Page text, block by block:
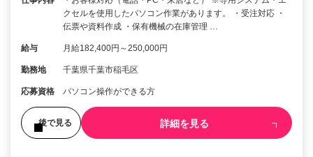
クセルを使用したパソコン作業があります。 ・受注対応 ・
伝票や資料作成 ・保有機械の在庫管理 …
給与 月給182,400円～250,000円
勤務地 千葉県千葉市稲毛区
応募資格 パソコン操作ができる方
後で見る 詳細を見る